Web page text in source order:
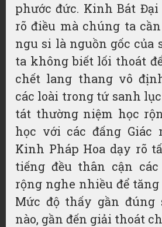
phước đức. Kinh Bát
rõ điều mà chúng ta
ngu si là nguồn gốc của
ta không biết lối thoát
chết lang thang vô
các loài trong tứ sanh lục
tát thường niệm học
học với các đấng Giác
Kinh Pháp Hoa dạy rõ
tiếng đều thân cận
rộng nghe nhiều để
Mức độ thấy gần đúng
nào, gần đến giải thoát